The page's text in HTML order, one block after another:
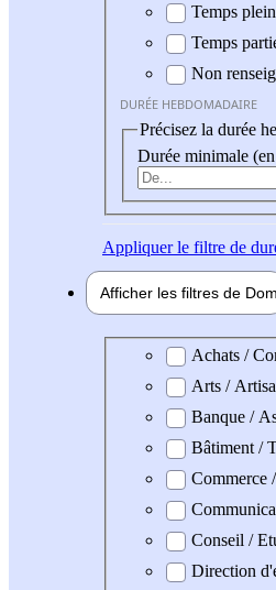
Durée hebdomadaire
Temps plein
Temps
Non
DURÉE HEBDOMADAIRE
Précisez la durée
Durée minimale
Appliquerle filtre de
Afficher les filtres de
Domaine professionel
Achats /
Arts /
Banque /
Bâtiment /
Commerce
Conseil /
Direction